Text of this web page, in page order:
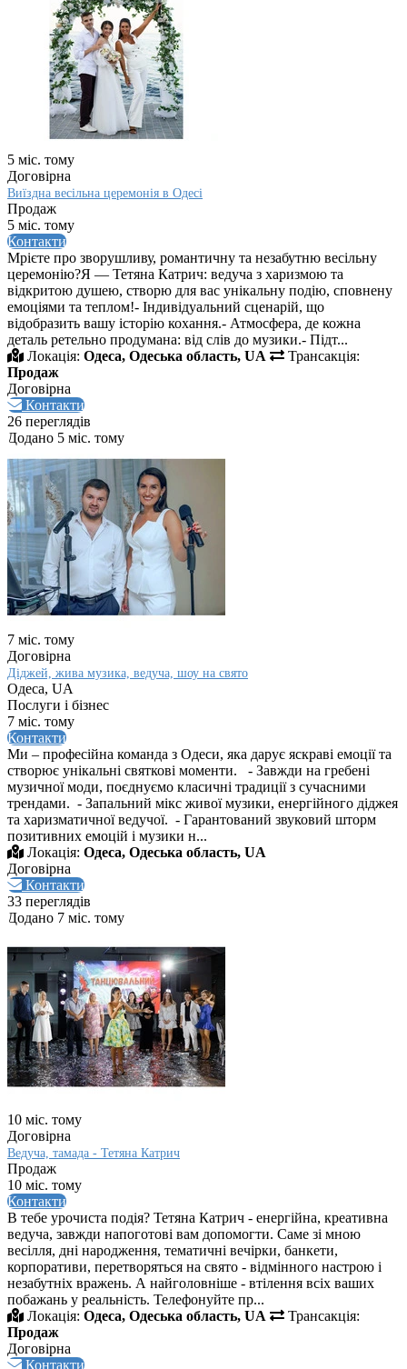
5 міс. тому
Договірна
Виїздна весільна церемонія в Одесі
Продаж
5 міс. тому
Контакти
Мрієте про зворушливу, романтичну та незабутню весільну
церемонію?Я — Тетяна Катрич: ведуча з харизмою та
відкритою душею, створю для вас унікальну подію, сповнену
емоціями та теплом!- Індивідуальний сценарій, що
відобразить вашу історію кохання.- Атмосфера, де кожна
деталь ретельно продумана: від слів до музики.- Підт...
Локація: Одеса, Одеська область, UA
Трансакція:
Продаж
Договірна
Контакти
26 переглядів
Додано 5 міс. тому
7 міс. тому
Договірна
Діджей, жива музика, ведуча, шоу на свято
Одеса, UA
Послуги і бізнес
7 міс. тому
Контакти
Ми – професійна команда з Одеси, яка дарує яскраві емоції та
створює унікальні святкові моменти. - Завжди на гребені
музичної моди, поєднуємо класичні традиції з сучасними
трендами. - Запальний мікс живої музики, енергійного діджея
та харизматичної ведучої. - Гарантований звуковий шторм
позитивних емоцій і музики н...
Локація: Одеса, Одеська область, UA
Договірна
Контакти
33 переглядів
Додано 7 міс. тому
10 міс. тому
Договірна
Ведуча, тамада - Тетяна Катрич
Продаж
10 міс. тому
Контакти
В тебе урочиста подія? Тетяна Катрич - енергійна, креативна
ведуча, завжди напоготові вам допомогти. Саме зі мною
весілля, дні народження, тематичні вечірки, банкети,
корпоративи, перетворяться на свято - відмінного настрою і
незабутніх вражень. А найголовніше - втілення всіх ваших
побажань у реальність. Телефонуйте пр...
Локація: Одеса, Одеська область, UA
Трансакція:
Продаж
Договірна
Контакти